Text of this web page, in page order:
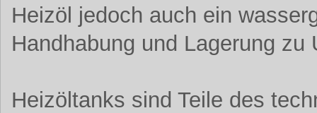
Heizöl jedoch auch ein
Handhabung und Lagerung
Heizöltanks sind Teile des